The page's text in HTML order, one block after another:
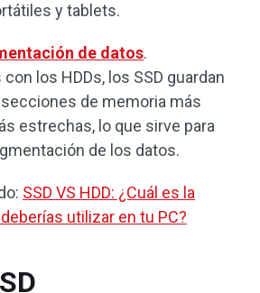
y tablets.
de datos.
los HDDs, los SSD guardan
secciones de memoria más
estrechas, lo que sirve para
de los datos.
SSD VS HDD: ¿Cuál es la
utilizar en tu PC?